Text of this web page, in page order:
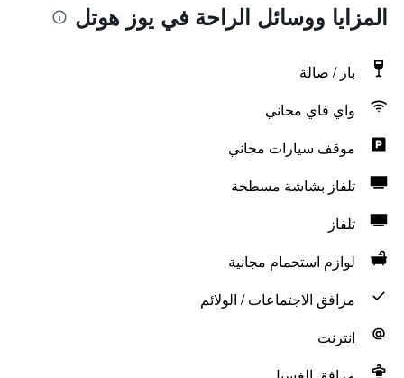
المزايا ووسائل الراحة في يوز هوتل
بار / صالة
واي فاي مجاني
موقف سيارات مجاني
تلفاز بشاشة مسطحة
تلفاز
لوازم استحمام مجانية
مرافق الاجتماعات / الولائم
انترنت